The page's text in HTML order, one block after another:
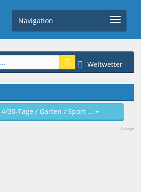
Navigation
Weltwetter
30-Tage / Garten / Sport ...
Anzeige